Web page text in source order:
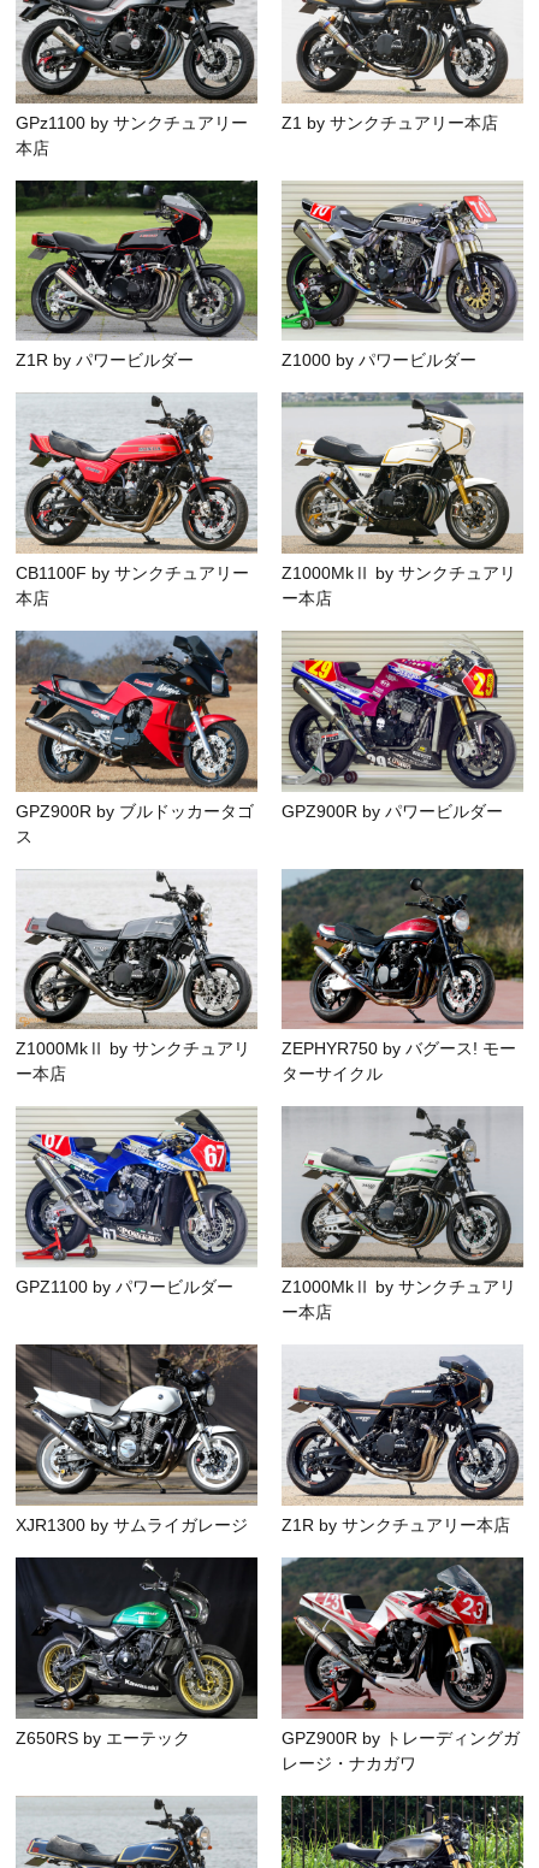
GPz1100 by サンクチュアリー
本店
Z1 by サンクチュアリー本店
Z1R by パワービルダー Z1000 by パワービルダー
CB1100F by サンクチュアリー
本店
Z1000MkⅡ by サンクチュアリ
ー本店
GPZ900R by ブルドッカータゴ
ス
GPZ900R by パワービルダー
Z1000MkⅡ by サンクチュアリ
ー本店
ZEPHYR750 by バグース! モー
ターサイクル
GPZ1100 by パワービルダー
Z1000MkⅡ by サンクチュアリ
ー本店
XJR1300 by サムライガレージ Z1R by サンクチュアリー本店
Z650RS by エーテック
GPZ900R by トレーディングガ
レージ・ナカガワ